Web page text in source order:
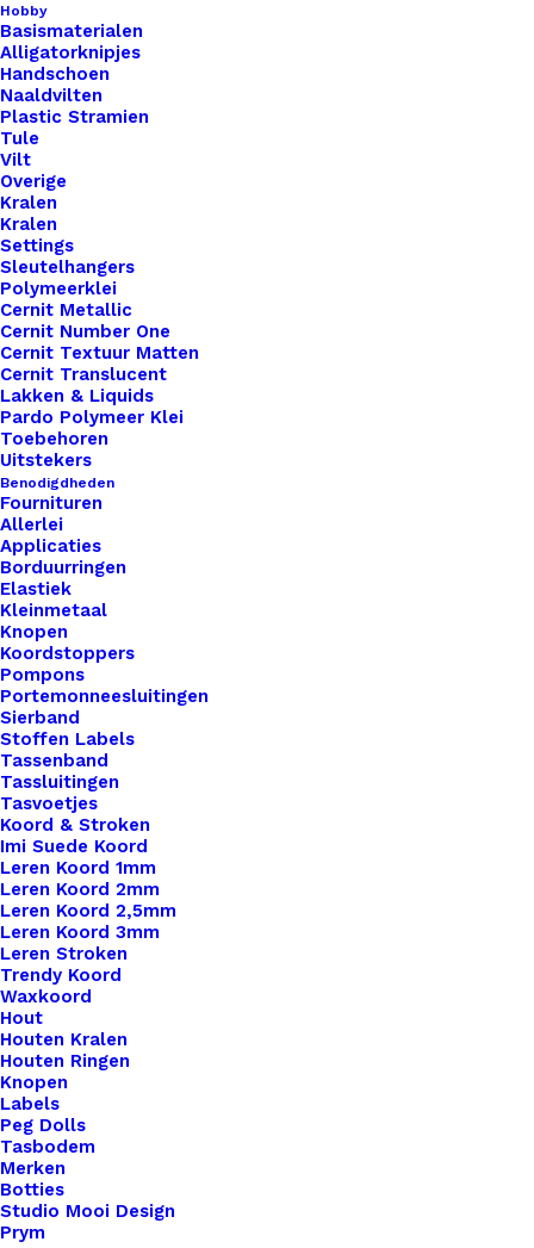
Hobby
Basismaterialen
Alligatorknipjes
Handschoen
Naaldvilten
Plastic Stramien
Tule
Vilt
Overige
Kralen
Kralen
Settings
Sleutelhangers
Polymeerklei
Cernit Metallic
Cernit Number One
Cernit Textuur Matten
Cernit Translucent
Lakken & Liquids
Pardo Polymeer Klei
Toebehoren
Uitstekers
Benodigdheden
Fournituren
Allerlei
Applicaties
Borduurringen
Elastiek
Kleinmetaal
Knopen
Koordstoppers
Pompons
Portemonneesluitingen
Sierband
Stoffen Labels
Tassenband
Tassluitingen
Tasvoetjes
Koord & Stroken
Imi Suede Koord
Leren Koord 1mm
Leren Koord 2mm
Leren Koord 2,5mm
Leren Koord 3mm
Leren Stroken
Trendy Koord
Waxkoord
Hout
Houten Kralen
Houten Ringen
Knopen
Labels
Peg Dolls
Tasbodem
Merken
Botties
Studio Mooi Design
Prym
Knit Pro Kabel 60cm Met Einddopjes
€2,80